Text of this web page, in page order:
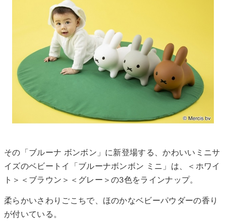
その「ブルーナ ボンボン」に新登場する、かわいいミニサ
イズのベビートイ「ブルーナボンボン ミニ」は、＜ホワイ
ト＞＜ブラウン＞＜グレー＞の3色をラインナップ。
柔らかいさわりごこちで、ほのかなベビーパウダーの香り
が付いている。